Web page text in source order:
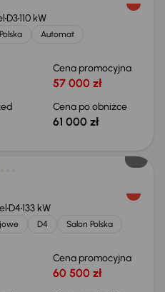
D3110 kW
Automat
Cena promocyjna
57 000 zł
Cena po obniżce
61 000 zł
D4133 kW
D4
Salon Polska
Cena promocyjna
60 500 zł